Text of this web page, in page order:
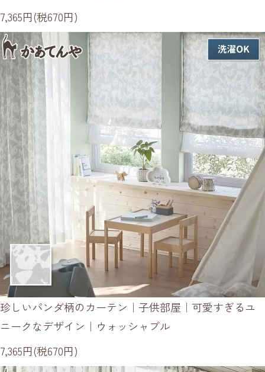
7,365円(税670円)
珍しいパンダ柄のカーテン｜子供部屋｜可愛すぎるユ
ニークなデザイン｜ウォッシャブル
7,365円(税670円)